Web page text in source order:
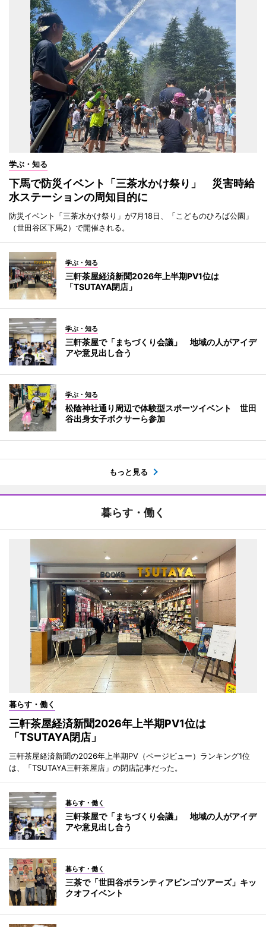
学ぶ・知る
下馬で防災イベント「三茶水かけ祭り」 災害時給
水ステーションの周知目的に
防災イベント「三茶水かけ祭り」が7月18日、「こどものひろば公園」
（世田谷区下馬2）で開催される。
学ぶ・知る
三軒茶屋経済新聞2026年上半期PV1位は
「TSUTAYA閉店」
学ぶ・知る
三軒茶屋で「まちづくり会議」 地域の人がアイデ
アや意見出し合う
学ぶ・知る
松陰神社通り周辺で体験型スポーツイベント 世田
谷出身女子ボクサーら参加
もっと見る
暮らす・働く
暮らす・働く
三軒茶屋経済新聞2026年上半期PV1位は
「TSUTAYA閉店」
三軒茶屋経済新聞の2026年上半期PV（ページビュー）ランキング1位
は、「TSUTAYA三軒茶屋店」の閉店記事だった。
暮らす・働く
三軒茶屋で「まちづくり会議」 地域の人がアイデ
アや意見出し合う
暮らす・働く
三茶で「世田谷ボランティアビンゴツアーズ」キッ
クオフイベント